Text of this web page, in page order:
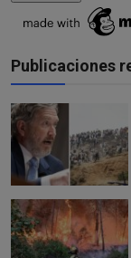
Publicaciones